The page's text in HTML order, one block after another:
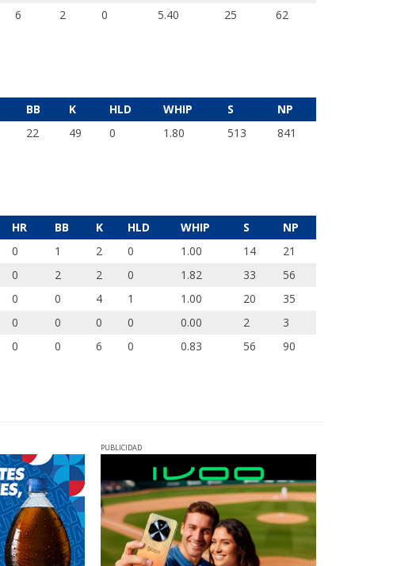
6 2 0 5.40 25 62
BB K HLD WHIP S
NP
22 49 0 1.80 513 841
HR BB K HLD WHIP S
NP
0 1 2 0 1.00 14
21
0 2 2 0 1.82 33
56
0 0 4 1 1.00 20
35
0 0 0 0 0.00 2
3
0 0 6 0 0.83 56 90
PUBLICIDAD